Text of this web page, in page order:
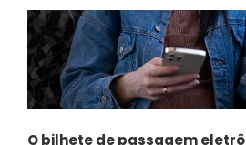
O bilhete de passagem